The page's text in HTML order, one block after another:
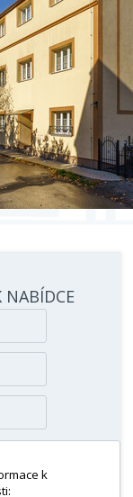
NABÍDCE